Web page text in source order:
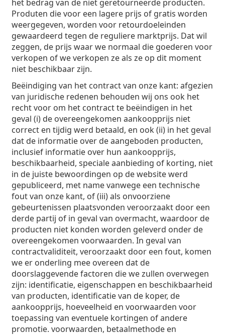
het bedrag van de niet geretourneerde producten.
Produten die voor een lagere prijs of gratis worden
weergegeven, worden voor retourdoeleinden
gewaardeerd tegen de reguliere marktprijs. Dat wil
zeggen, de prijs waar we normaal die goederen voor
verkopen of we verkopen ze als ze op dit moment
niet beschikbaar zijn.
Beëindiging van het contract van onze kant: afgezien
van juridische redenen behouden wij ons ook het
recht voor om het contract te beëindigen in het
geval (i) de overeengekomen aankoopprijs niet
correct en tijdig werd betaald, en ook (ii) in het geval
dat de informatie over de aangeboden producten,
inclusief informatie over hun aankoopprijs,
beschikbaarheid, speciale aanbieding of korting, niet
in de juiste bewoordingen op de website werd
gepubliceerd, met name vanwege een technische
fout van onze kant, of (iii) als onvoorziene
gebeurtenissen plaatsvonden veroorzaakt door een
derde partij of in geval van overmacht, waardoor de
producten niet konden worden geleverd onder de
overeengekomen voorwaarden. In geval van
contractvaliditeit, veroorzaakt door een fout, komen
we er onderling mee overeen dat de
doorslaggevende factoren die we zullen overwegen
zijn: identificatie, eigenschappen en beschikbaarheid
van producten, identificatie van de koper, de
aankoopprijs, hoeveelheid en voorwaarden voor
toepassing van eventuele kortingen of andere
promotie. voorwaarden, betaalmethode en